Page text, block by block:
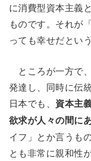
に消費型資本主義
ものです。それが
っても幸せだとい
ところが一方で
発達し、同時に伝
日本でも、 資本主
欲求が人々の間に
イフ」とか言うも
とも非常に親和性